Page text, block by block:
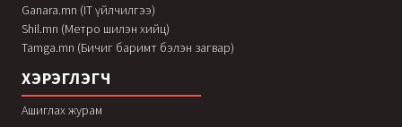
Ganara.mn (IT үйлчилгээ)
Shil.mn (Метро шилэн хийц)
Tamga.mn (Бичиг баримт бэлэн загвар)
ХЭРЭГЛЭГЧ
Ашиглах журам